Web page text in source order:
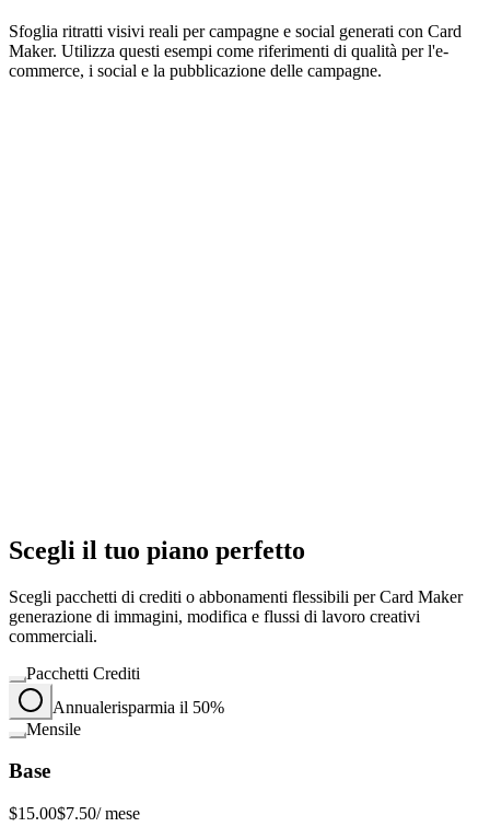
Sfoglia ritratti visivi reali per campagne e social generati con Card
Maker. Utilizza questi esempi come riferimenti di qualità per l'e-
commerce, i social e la pubblicazione delle campagne.
Scegli il tuo piano perfetto
Scegli pacchetti di crediti o abbonamenti flessibili per Card Maker
generazione di immagini, modifica e flussi di lavoro creativi
commerciali.
Pacchetti Crediti
Annualerisparmia il 50%
Mensile
Base
$15.00$7.50/ mese